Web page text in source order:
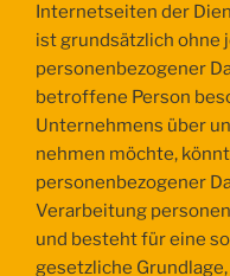
Internetseiten der
ist grundsätzlich ohne
personenbezogener
betroffene Person
Unternehmens über
nehmen möchte,
personenbezogener
Verarbeitung
und besteht für eine
gesetzliche